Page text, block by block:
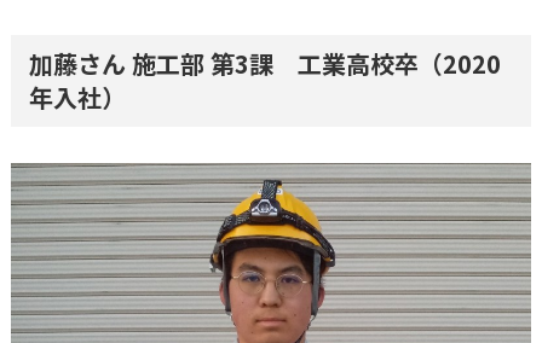
加藤さん 施工部 第3課 工業高校卒（2020
年入社）